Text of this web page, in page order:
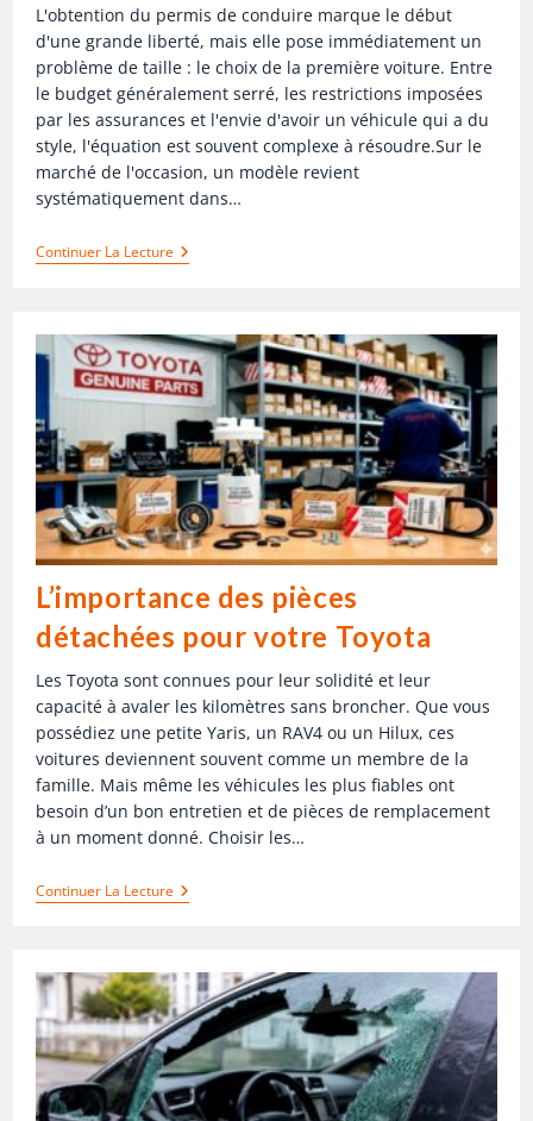
L'obtention du permis de conduire marque le début
d'une grande liberté, mais elle pose immédiatement un
problème de taille : le choix de la première voiture. Entre
le budget généralement serré, les restrictions imposées
par les assurances et l'envie d'avoir un véhicule qui a du
style, l'équation est souvent complexe à résoudre.Sur le
marché de l'occasion, un modèle revient
systématiquement dans…
Continuer La Lecture
L’importance des pièces
détachées pour votre Toyota
Les Toyota sont connues pour leur solidité et leur
capacité à avaler les kilomètres sans broncher. Que vous
possédiez une petite Yaris, un RAV4 ou un Hilux, ces
voitures deviennent souvent comme un membre de la
famille. Mais même les véhicules les plus fiables ont
besoin d’un bon entretien et de pièces de remplacement
à un moment donné. Choisir les…
Continuer La Lecture